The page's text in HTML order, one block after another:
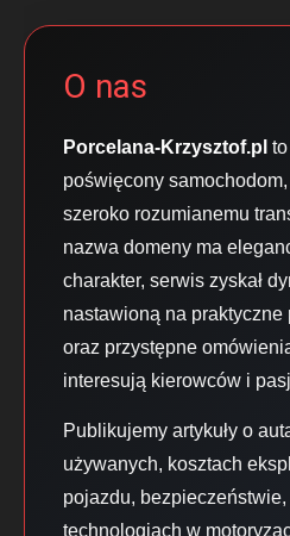
O nas
Porcelana-Krzysztof.pl
poświęcony
szeroko rozumianemu
nazwa domeny ma
charakter, serwis zyskał
nastawioną na praktyczne
oraz przystępne
interesują kierowców i
Publikujemy artykuły o
używanych, kosztach
pojazdu,
technologiach w